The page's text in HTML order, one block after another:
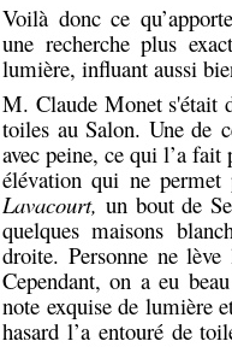
Voilà donc ce
une recherche plus
lumière, influant aussi
M. Claude Monet s'était
toiles au Salon. Une de
avec peine, ce qui l’a
élévation qui ne permet
Lavacourt, un bout de
quelques maisons
droite. Personne ne
Cependant, on a eu
note exquise de lumière
hasard l’a entouré de